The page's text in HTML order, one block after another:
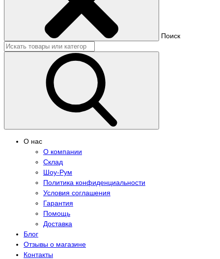
Поиск
О нас
О компании
Склад
Шоу-Рум
Политика конфиденциальности
Условия соглашения
Гарантия
Помощь
Доставка
Блог
Отзывы о магазине
Контакты